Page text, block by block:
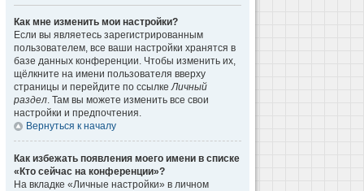
Как мне изменить мои настройки?
Если вы являетесь зарегистрированным
пользователем, все ваши настройки хранятся в
базе данных конференции. Чтобы изменить их,
щёлкните на имени пользователя вверху
страницы и перейдите по ссылкеЛичный
раздел. Там вы можете изменить все свои
настройки и предпочтения.
Вернуться к началу
Как избежать появления моего имени в списке
«Кто сейчас на конференции»?
На вкладке «Личные настройки» в личном